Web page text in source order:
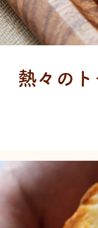
熱々のト